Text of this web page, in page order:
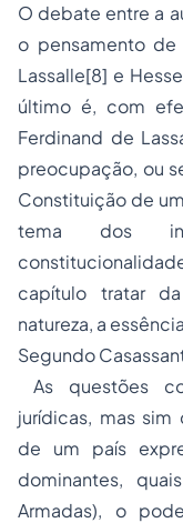
O debate entre a
o pensamento
Lassalle[8] e Hesse
último é, com
Ferdinand de
preocupação, ou
Constituição de
tema dos
capítulo tratar
natureza, a
Segundo
As questões
jurídicas, mas
de um país
dominantes,
Armadas), o